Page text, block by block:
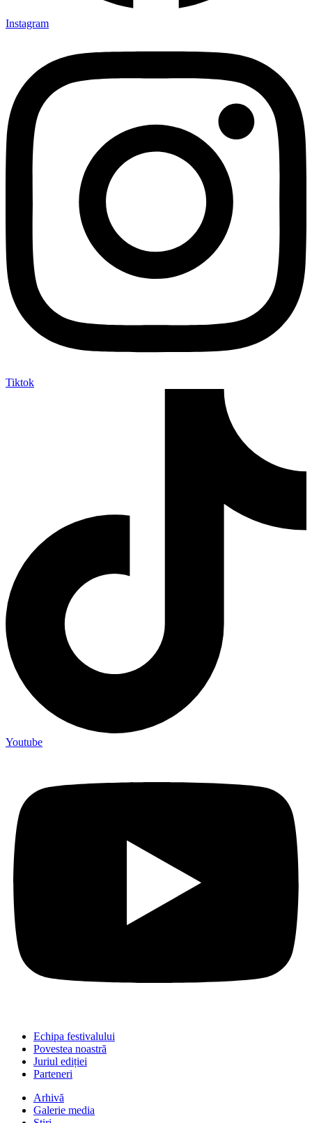
Instagram
Tiktok
Youtube
Echipa festivalului
Povestea noastră
Juriul ediției
Parteneri
Arhivă
Galerie media